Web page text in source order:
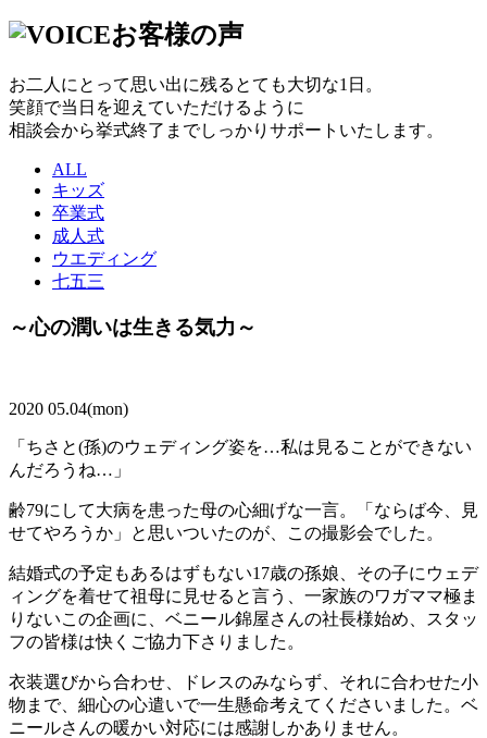
お客様の声
お二人にとって思い出に残るとても大切な1日。
笑顔で当日を迎えていただけるように
相談会から挙式終了までしっかりサポートいたします。
ALL
キッズ
卒業式
成人式
ウエディング
七五三
～心の潤いは生きる気力～
2020 05.04(mon)
「ちさと(孫)のウェディング姿を…私は見ることができない
んだろうね…」
齢79にして大病を患った母の心細げな一言。「ならば今、見
せてやろうか」と思いついたのが、この撮影会でした。
結婚式の予定もあるはずもない17歳の孫娘、その子にウェデ
ィングを着せて祖母に見せると言う、一家族のワガママ極ま
りないこの企画に、ベニール錦屋さんの社長様始め、スタッ
フの皆様は快くご協力下さりました。
衣装選びから合わせ、ドレスのみならず、それに合わせた小
物まで、細心の心遣いで一生懸命考えてくださいました。ベ
ニールさんの暖かい対応には感謝しかありません。